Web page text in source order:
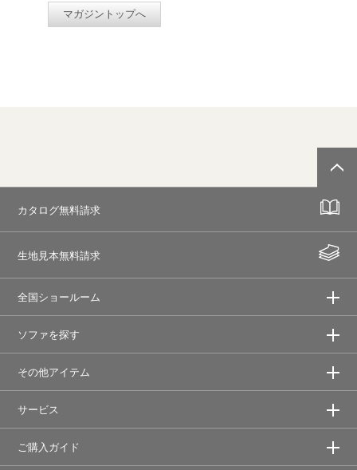
マガジントップへ
カタログ無料請求
生地見本無料請求
全国ショールーム
ソファを探す
その他アイテム
サービス
ご購入ガイド